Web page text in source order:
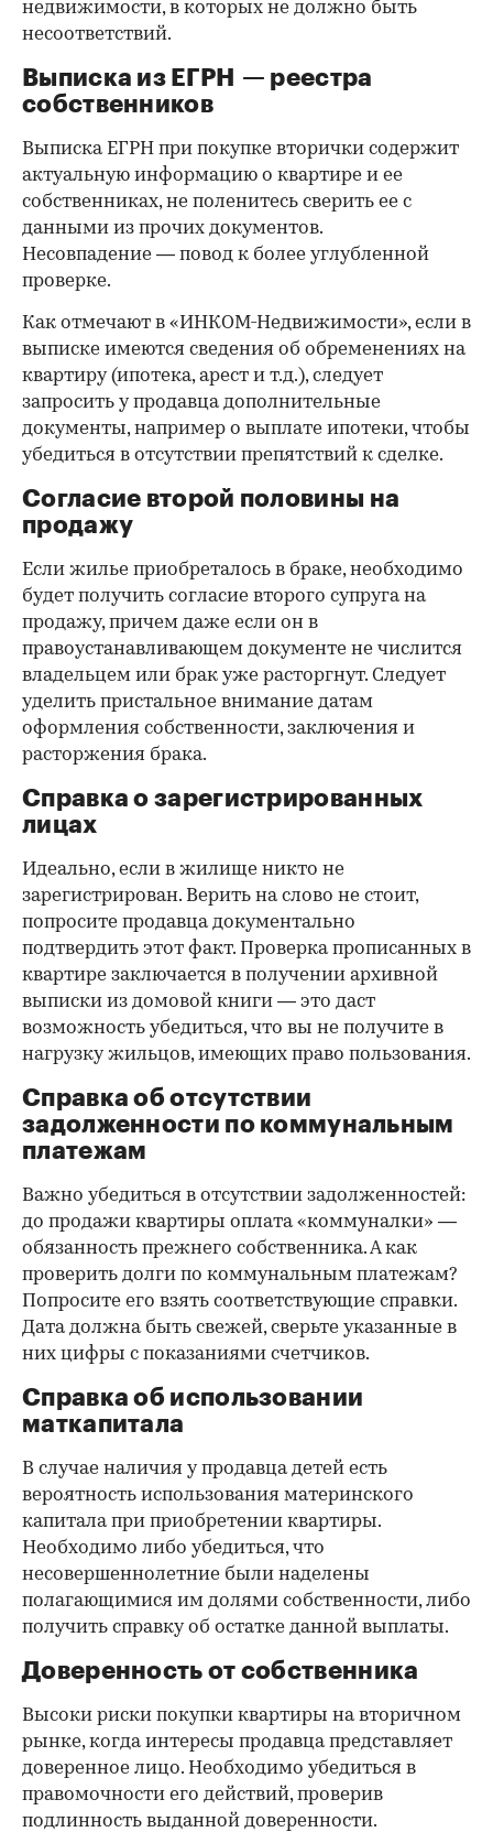
недвижимости, в которых не должно быть
несоответствий.
Выписка из ЕГРН — реестра
собственников
Выписка ЕГРН при покупке вторички содержит
актуальную информацию о квартире и ее
собственниках, не поленитесь сверить ее с
данными из прочих документов.
Несовпадение — повод к более углубленной
проверке.
Как отмечают в «ИНКОМ-Недвижимости», если в
выписке имеются сведения об обременениях на
квартиру (ипотека, арест и т.д.), следует
запросить у продавца дополнительные
документы, например о выплате ипотеки, чтобы
убедиться в отсутствии препятствий к сделке.
Согласие второй половины на
продажу
Если жилье приобреталось в браке, необходимо
будет получить согласие второго супруга на
продажу, причем даже если он в
правоустанавливающем документе не числится
владельцем или брак уже расторгнут. Следует
уделить пристальное внимание датам
оформления собственности, заключения и
расторжения брака.
Справка о зарегистрированных
лицах
Идеально, если в жилище никто не
зарегистрирован. Верить на слово не стоит,
попросите продавца документально
подтвердить этот факт. Проверка прописанных в
квартире заключается в получении архивной
выписки из домовой книги — это даст
возможность убедиться, что вы не получите в
нагрузку жильцов, имеющих право пользования.
Справка об отсутствии
задолженности по коммунальным
платежам
Важно убедиться в отсутствии задолженностей:
до продажи квартиры оплата «коммуналки» —
обязанность прежнего собственника. А как
проверить долги по коммунальным платежам?
Попросите его взять соответствующие справки.
Дата должна быть свежей, сверьте указанные в
них цифры с показаниями счетчиков.
Справка об использовании
маткапитала
В случае наличия у продавца детей есть
вероятность использования материнского
капитала при приобретении квартиры.
Необходимо либо убедиться, что
несовершеннолетние были наделены
полагающимися им долями собственности, либо
получить справку об остатке данной выплаты.
Доверенность от собственника
Высоки риски покупки квартиры на вторичном
рынке, когда интересы продавца представляет
доверенное лицо. Необходимо убедиться в
правомочности его действий, проверив
подлинность выданной доверенности.